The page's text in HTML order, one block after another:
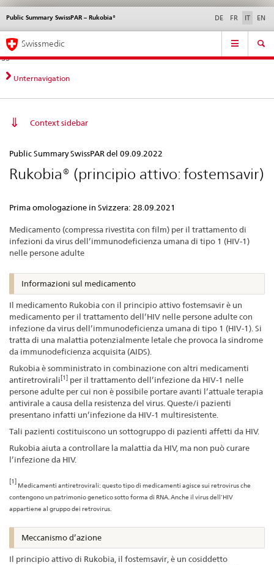
Navigazione
diretta:
novità,
aspetti
contatto
Novità &
norme
Contatto | Supporto &
aiuto
Public Summary SwissPAR – Rukobia® DE FR IT EN
Service
Navigation
Swissmedic
Unternavigation
Context sidebar
Summary
SwissPAR
Rukobia®
Public Summary SwissPAR del 09.09.2022
Rukobia® (principio attivo: fostemsavir)
Prima omologazione in Svizzera: 28.09.2021
Medicamento (compressa rivestita con film) per il trattamento di
infezioni da virus dell’immunodeficienza umana di tipo 1 (HIV-1)
nelle persone adulte
Informazioni sul medicamento
Il medicamento Rukobia con il principio attivo fostemsavir è un
medicamento per il trattamento dell’HIV nelle persone adulte con
infezione da virus dell’immunodeficienza umana di tipo 1 (HIV-1). Si
tratta di una malattia potenzialmente letale che provoca la sindrome
da immunodeficienza acquisita (AIDS).
Rukobia è somministrato in combinazione con altri medicamenti
antiretrovirali [1] per il trattamento dell’infezione da HIV-1 nelle
persone adulte per cui non è possibile portare avanti l’attuale terapia
antivirale a causa della resistenza del virus. Queste/i pazienti
presentano infatti un’infezione da HIV-1 multiresistente.
Tali pazienti costituiscono un sottogruppo di pazienti affetti da HIV.
Rukobia aiuta a controllare la malattia da HIV, ma non può curare
l’infezione da HIV.
[1]
Medicamenti antiretrovirali: questo tipo di medicamenti agisce sui retrovirus che
contengono un patrimonio genetico sotto forma di RNA. Anche il virus dell’HIV
appartiene al gruppo dei retrovirus.
Meccanismo d’azione
Il principio attivo di Rukobia, il fostemsavir, è un cosiddetto